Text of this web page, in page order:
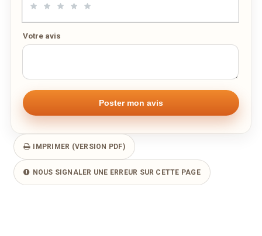
Escalope Milanaise
Afficher la suite
Poissons
Afficher la suite
Pâtes
Cannelloni “Maison” al Forno (fait maison)
1/2 portion 12.90.-€
Cappelletti Aurora 11,30€
Votre avis
IMPRIMER (VERSION PDF)
NOUS SIGNALER UNE ERREUR SUR CETTE PAGE